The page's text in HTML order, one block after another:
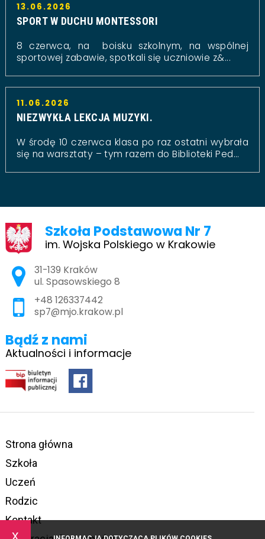
x
13.06.2026
SPORT W DUCHU MONTESSORI
8 czerwca, na boisku szkolnym, na wspólnej
sportowej zabawie, spotkali się uczniowie z&...
11.06.2026
NIEZWYKŁA LEKCJA MUZYKI.
W środę 10 czerwca klasa po raz ostatni wybrała
się na warsztaty – tym razem do Biblioteki Ped...
Szkoła Podstawowa Nr 7
im. Wojska Polskiego w Krakowie
Adres pocztowy:
31-139 Kraków
ul. Spasowskiego 8
+48 126337442
sp7@mjo.krakow.pl
Bądź z nami
Aktualności i informacje
Strona główna
Szkoła
Uczeń
Rodzic
Kontakt